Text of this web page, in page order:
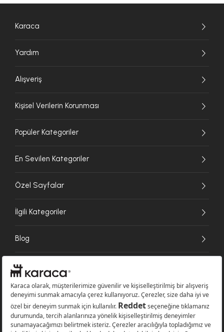
Karaca
Yardım
Alışveriş
Kişisel Verilerin Korunması
Popüler Kategoriler
En Sevilen Kategoriler
Özel Sayfalar
İlgili Kategoriler
Blog
Ödeme